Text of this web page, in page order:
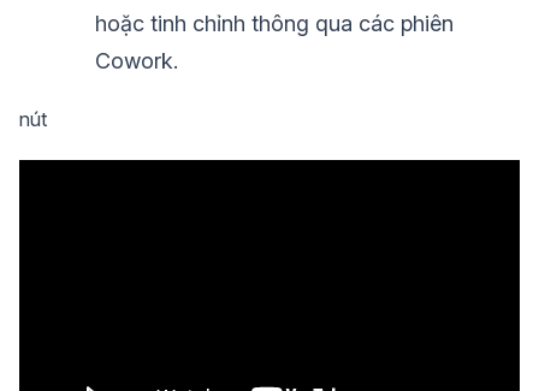
hoặc tinh chỉnh thông qua các phiên
Cowork.
nút